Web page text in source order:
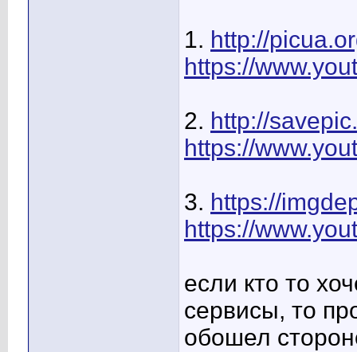
1. http://
https://
2. http://
https://
3. https://
https://
если кто то
сервисы, то
обошел